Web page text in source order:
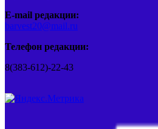
E-mail редакции:
barvest20@mail.ru
Телефон редакции:
8(383-612)-22-43